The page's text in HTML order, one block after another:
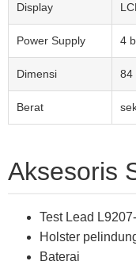
Display
Power Supply 4
Dimensi 84
Berat
Aksesoris
Test Lead
Holster
Baterai